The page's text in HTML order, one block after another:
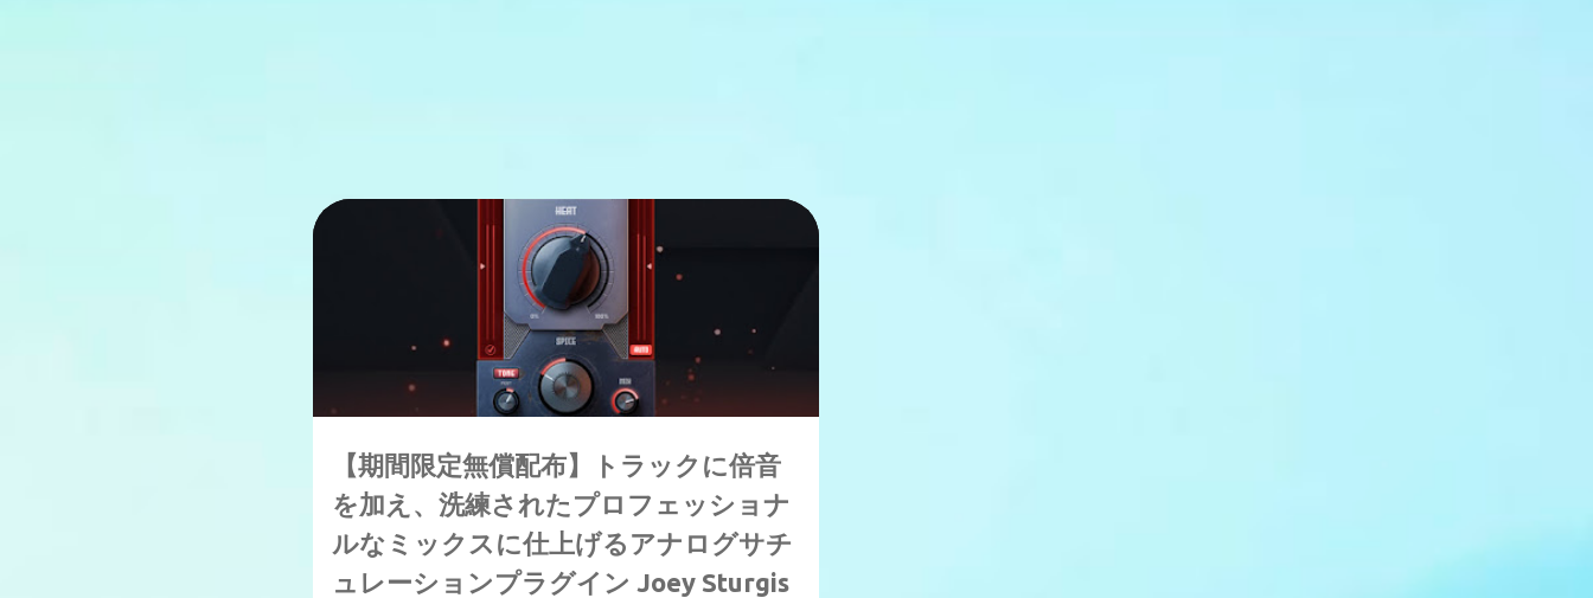
【期間限定無償配布】トラックに倍音
を加え、洗練されたプロフェッショナ
ルなミックスに仕上げるアナログサチ
ュレーションプラグイン Joey Sturgis
ブラックフライデーセール2025 期間限定無償配布